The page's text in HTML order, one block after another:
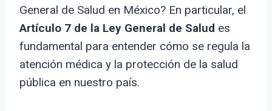
General de Salud en México? En particular, el
Artículo 7 de la Ley General de Salud es
fundamental para entender cómo se regula la
atención médica y la protección de la salud
pública en nuestro país.